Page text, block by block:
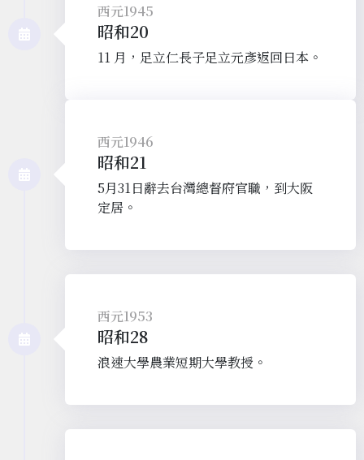
西元1945
昭和20
11 月，足立仁長子足立元彥返回日本。
西元1946
昭和21
5月31日辭去台灣總督府官職，到大阪
定居。
西元1953
昭和28
浪速大學農業短期大學教授。